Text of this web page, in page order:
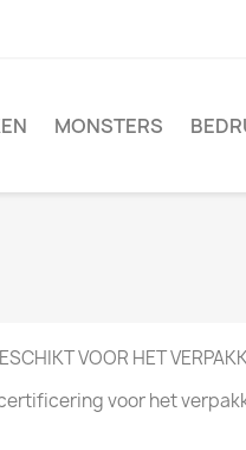
MONSTERS
VOOR HET
voor het